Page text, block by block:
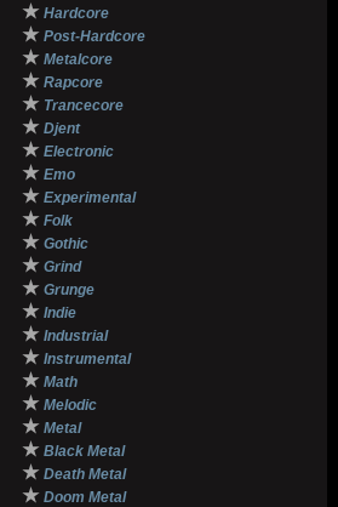
★ Hardcore
★ Post-Hardcore
★ Metalcore
★ Rapcore
★ Trancecore
★ Djent
★ Electronic
★ Emo
★ Experimental
★ Folk
★ Gothic
★ Grind
★ Grunge
★ Indie
★ Industrial
★ Instrumental
★ Math
★ Melodic
★ Metal
★ Black Metal
★ Death Metal
★ Doom Metal